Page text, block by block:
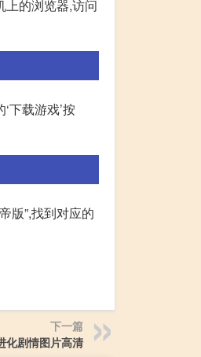
上的浏览器,访问
下载游戏’按
版”,找到对应的
下一篇
化剧情图片高清